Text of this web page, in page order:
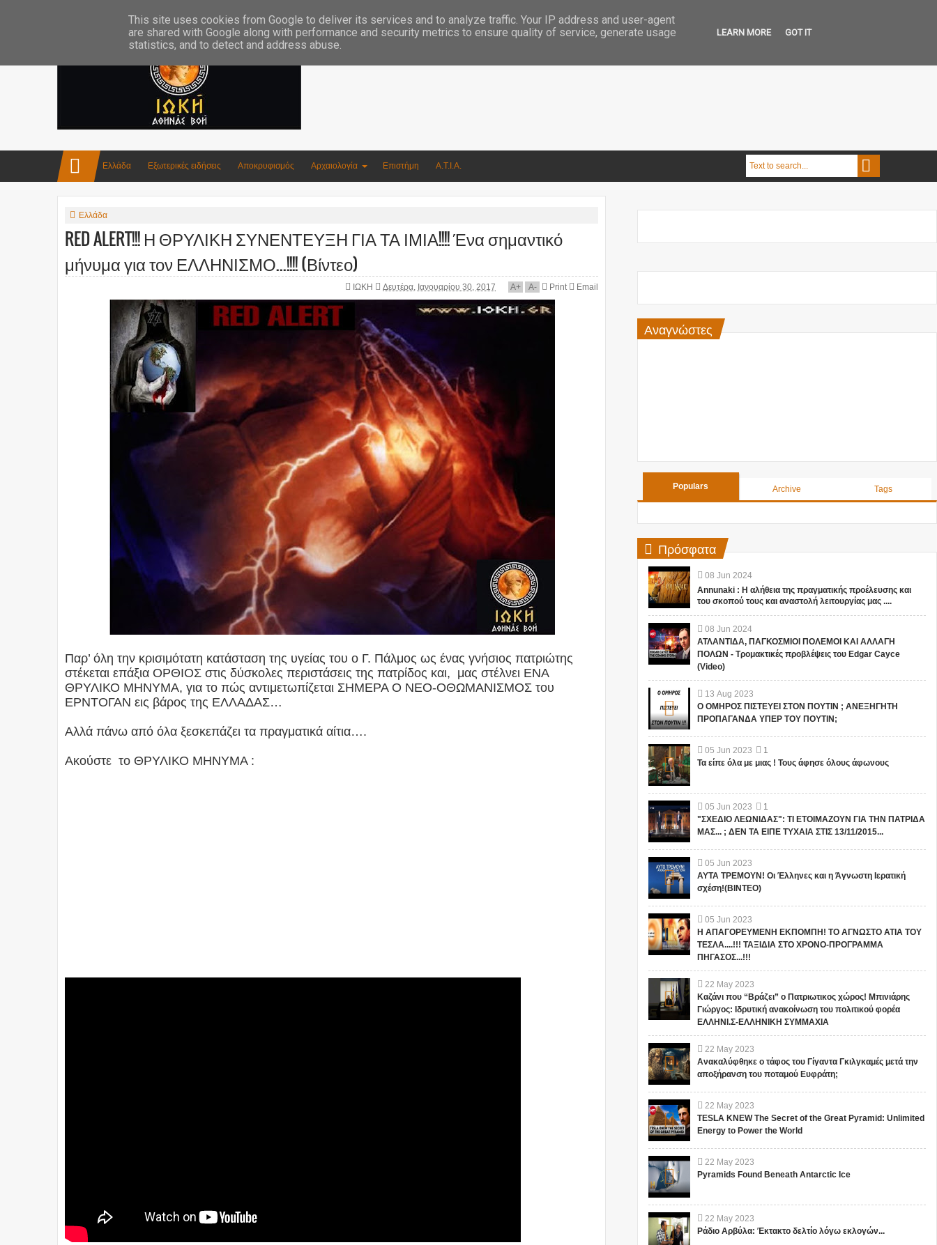
Ελλάδα Εξωτερικές ειδήσεις Αποκρυφισμός Αρχαιολογία Επιστήμη Α.Τ.Ι.Α.
Ελλάδα
RED ALERT!!! Η ΘΡΥΛΙΚΗ ΣΥΝΕΝΤΕΥΞΗ ΓΙΑ ΤΑ ΙΜΙΑ!!!! Ένα σημαντικό
μήνυμα για τον ΕΛΛΗΝΙΣΜΟ...!!!! (Βίντεο)
ΙΩΚΗ Δευτέρα, Ιανουαρίου 30, 2017 A+ A- Print Email
Παρ’ όλη την κρισιμότατη κατάσταση της υγείας του ο Γ. Πάλμος ως ένας γνήσιος πατριώτης
στέκεται επάξια ΟΡΘΙΟΣ στις δύσκολες περιστάσεις της πατρίδος και, μας στέλνει ΕΝΑ
ΘΡΥΛΙΚΟ ΜΗΝΥΜΑ, για το πώς αντιμετωπίζεται ΣΗΜΕΡΑ Ο ΝΕΟ-ΟΘΩΜΑΝΙΣΜΟΣ του
ΕΡΝΤΟΓΑΝ εις βάρος της ΕΛΛΑΔΑΣ…
Αλλά πάνω από όλα ξεσκεπάζει τα πραγματικά αίτια….
Ακούστε το ΘΡΥΛΙΚΟ ΜΗΝΥΜΑ :
Αναγνώστες
Populars Archive Tags
Πρόσφατα
08 Jun 2024
Annunaki : Η αλήθεια της πραγματικής προέλευσης και
του σκοπού τους και αναστολή λειτουργίας μας ....
08 Jun 2024
ΑΤΛΑΝΤΙΔΑ, ΠΑΓΚΟΣΜΙΟΙ ΠΟΛΕΜΟΙ ΚΑΙ ΑΛΛΑΓΗ
ΠΟΛΩΝ - Τρομακτικές προβλέψεις του Edgar Cayce
(Video)
13 Aug 2023
Ο ΟΜΗΡΟΣ ΠΙΣΤΕΥΕΙ ΣΤΟΝ ΠΟΥΤΙΝ ; ΑΝΕΞΗΓΗΤΗ
ΠΡΟΠΑΓΑΝΔΑ ΥΠΕΡ ΤΟΥ ΠΟΥΤΙΝ;
05 Jun 2023
1
Τα είπε όλα με μιας ! Τους άφησε όλους άφωνους
05 Jun 2023
1
"ΣΧΕΔΙΟ ΛΕΩΝΙΔΑΣ": ΤΙ ΕΤΟΙΜΑΖΟΥΝ ΓΙΑ ΤΗΝ ΠΑΤΡΙΔΑ
ΜΑΣ... ; ΔΕΝ ΤΑ ΕΙΠΕ ΤΥΧΑΙΑ ΣΤΙΣ 13/11/2015...
05 Jun 2023
ΑΥΤΑ ΤΡΕΜΟΥΝ! Οι Έλληνες και η Άγνωστη Ιερατική
σχέση!(ΒΙΝΤΕΟ)
05 Jun 2023
Η ΑΠΑΓΟΡΕΥΜΕΝΗ ΕΚΠΟΜΠΗ! ΤΟ ΑΓΝΩΣΤΟ ΑΤΙΑ ΤΟΥ
ΤΕΣΛΑ....!!! ΤΑΞΙΔΙΑ ΣΤΟ ΧΡΟΝΟ-ΠΡΟΓΡΑΜΜΑ
ΠΗΓΑΣΟΣ...!!!
22 May 2023
Καζάνι που “Βράζει” ο Πατριωτικος χώρος! Μπινιάρης
Γιώργος: Ιδρυτική ανακοίνωση του πολιτικού φορέα
ΕΛΛΗΝΙ.Σ-ΕΛΛΗΝΙΚΗ ΣΥΜΜΑΧΙΑ
22 May 2023
Ανακαλύφθηκε ο τάφος του Γίγαντα Γκιλγκαμές μετά την
αποξήρανση του ποταμού Ευφράτη;
22 May 2023
TESLA KNEW The Secret of the Great Pyramid: Unlimited
Energy to Power the World
22 May 2023
Pyramids Found Beneath Antarctic Ice
22 May 2023
Ράδιο Αρβύλα: Έκτακτο δελτίο λόγω εκλογών...
This site uses cookies from Google to deliver its services and to analyze traffic. Your IP address and user-agent
are shared with Google along with performance and security metrics to ensure quality of service, generate usage
statistics, and to detect and address abuse.
LEARN MORE GOT IT